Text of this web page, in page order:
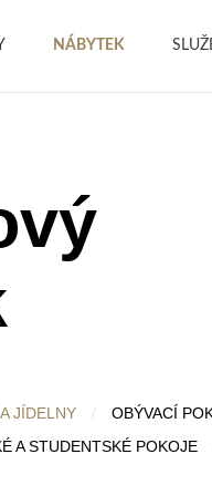
NÁBYTEK
JÍDELNY / OBÝVACÍ
A STUDENTSKÉ POKOJE